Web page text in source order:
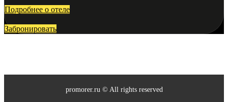
Подробнее о отеле
Забронировать
promorer.ru © All rights reserved